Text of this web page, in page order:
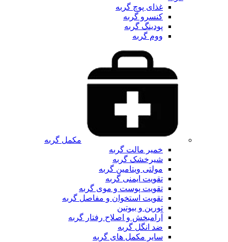
غذای پوچ گربه
کنسرو گربه
پودینگ گربه
ووم گربه
مکمل گربه
خمیر مالت گربه
شیرخشک گربه
مولتی ویتامین گربه
تقویت ایمنی گربه
تقویت پوست و موی گربه
تقویت استخوان و مفاصل گربه
تورین و بیوتین
آرامبخش و اصلاح رفتار گربه
ضد انگل گربه
سایر مکمل های گربه